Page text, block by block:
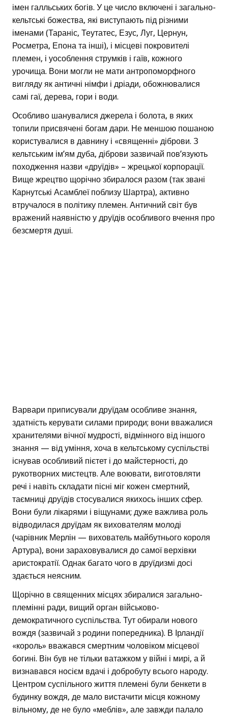
імен галльських богів. У це число включені і загально-
кельтські божества, які виступають під різними
іменами (Тараніс, Теутатес, Езус, Луг, Цернун,
Росметра, Епона та інші), і місцеві покровителі
племен, і уособлення струмків і гаїв, кожного
урочища. Вони могли не мати антропоморфного
вигляду як античні німфи і дріади, обожнювалися
самі гаї, дерева, гори і води.
Особливо шанувалися джерела і болота, в яких
топили присвячені богам дари. Не меншою пошаною
користувалися в давнину і «священні» діброви. З
кельтським ім’ям дуба, діброви зазвичай пов’язують
походження назви «друїдів» – жрецької корпорації.
Вище жрецтво щорічно збиралося разом (так звані
Карнутські Асамблеї поблизу Шартра), активно
втручалося в політику племен. Античний світ був
вражений наявністю у друїдів особливого вчення про
безсмертя душі.
Варвари приписували друїдам особливе знання,
здатність керувати силами природи; вони вважалися
хранителями вічної мудрості, відмінного від іншого
знання — від уміння, хоча в кельтському суспільстві
існував особливий пієтет і до майстерності, до
рукотворних мистецтв. Але воювати, виготовляти
речі і навіть складати пісні міг кожен смертний,
таємниці друїдів стосувалися якихось інших сфер.
Вони були лікарями і віщунами; дуже важлива роль
відводилася друїдам як вихователям молоді
(чарівник Мерлін — вихователь майбутнього короля
Артура), вони зараховувалися до самої верхівки
аристократії. Однак багато чого в друїдизмі досі
здається неясним.
Щорічно в священних місцях збиралися загально-
племінні ради, вищий орган військово-
демократичного суспільства. Тут обирали нового
вождя (зазвичай з родини попередника). В Ірландії
«король» вважався смертним чоловіком місцевої
богині. Він був не тільки ватажком у війні і мирі, а й
визнавався носієм вдачі і добробуту всього народу.
Центром суспільного життя племені були бенкети в
будинку вождя, де мало вистачити місця кожному
вільному, де не було «меблів», але завжди палало